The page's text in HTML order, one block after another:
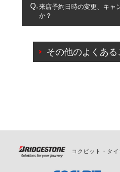
複数サービスのご予約は可
一部の商品・サービスの組み合
出来ないものもございます。
来店予約日時の変更、キャ
か？
ご来店予約日の3営業日前
の日時変更につきましては
その他のよくある
コクピット・タ